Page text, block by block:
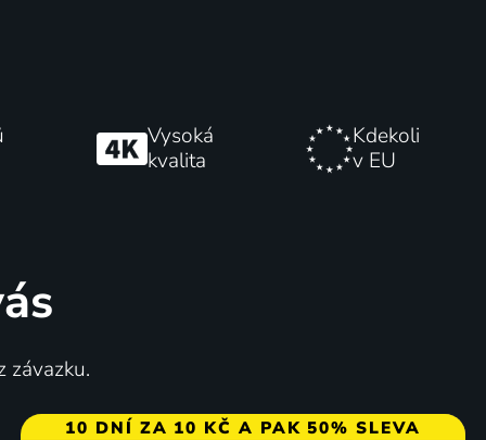
Vysoká
kvalita
Kdekoli
v EU
závazku.
10 DNÍ ZA 10 KČ A PAK 50% SLEVA